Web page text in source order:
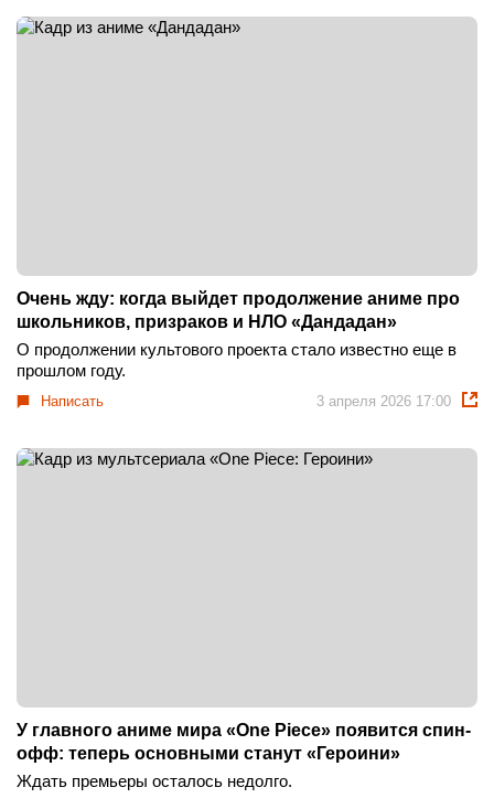
Очень жду: когда выйдет продолжение аниме про
школьников, призраков и НЛО «Дандадан»
О продолжении культового проекта стало известно еще в
прошлом году.
Написать 3 апреля 2026 17:00
У главного аниме мира «One Piece» появится спин-
офф: теперь основными станут «Героини»
Ждать премьеры осталось недолго.